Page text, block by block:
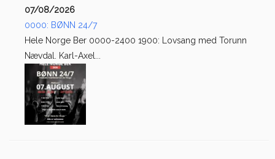
07/08/2026
0000: BØNN 24/7
Hele Norge Ber 0000-2400 1900: Lovsang med Torunn
Nævdal. Karl-Axel...